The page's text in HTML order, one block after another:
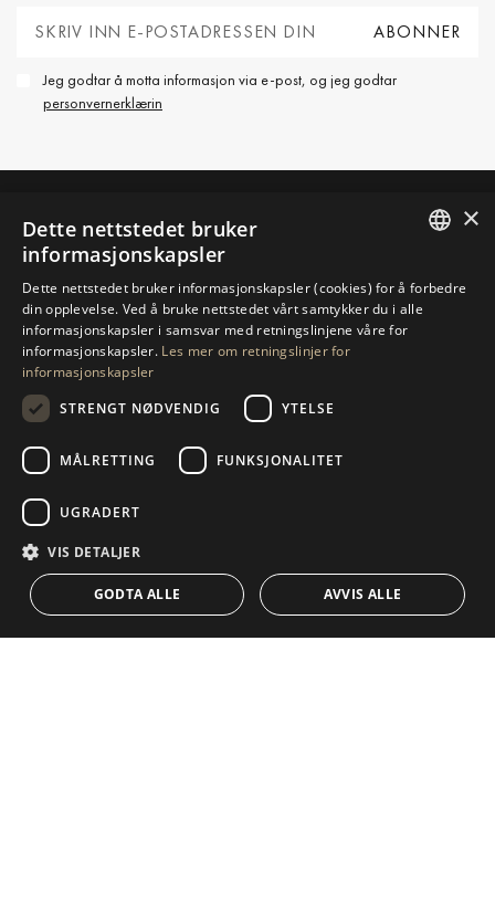
Jeg godtar å motta informasjon via e-post, og jeg godtar
personvernerklærin
TA KONTAKT MED OSS
BE OM MER INFORMASJON
SEND OSS EN MELDING
NAVIGASJON
Egenskaper
Veiledninger
Team
Blogg
SAMLING
Frontline Beach
KONTAKT
SPANISH
DUTCH
×
Dette nettstedet bruker
informasjonskapsler
Dette nettstedet bruker informasjonskapsler (cookies) for å forbedre
din opplevelse. Ved å bruke nettstedet vårt samtykker du i alle
informasjonskapsler i samsvar med retningslinjene våre for
informasjonskapsler. Les mer om retningslinjer for
informasjonskapsler
STRENGT NØDVENDIG
YTELSE
MÅLRETTING FUNKSJONALITET
UGRADERT
VIS DETALJER
GODTA ALLE AVVIS ALLE